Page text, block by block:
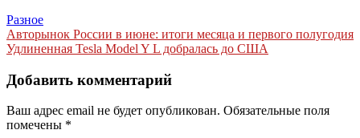
Разное
Навигация
по
записям
Авторынок России в июне: итоги месяца и первого полугодия
Удлиненная Tesla Model Y L добралась до США
Добавить комментарий
Ваш адрес email не будет опубликован. Обязательные поля
помечены *